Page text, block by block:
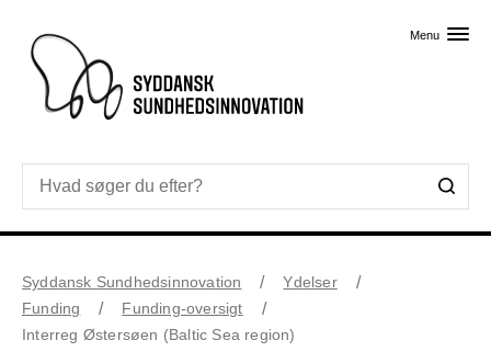
Menu
Syddansk Sundhedsinnovation
Ydelser
Funding
Funding-oversigt
Interreg Østersøen (Baltic Sea region)